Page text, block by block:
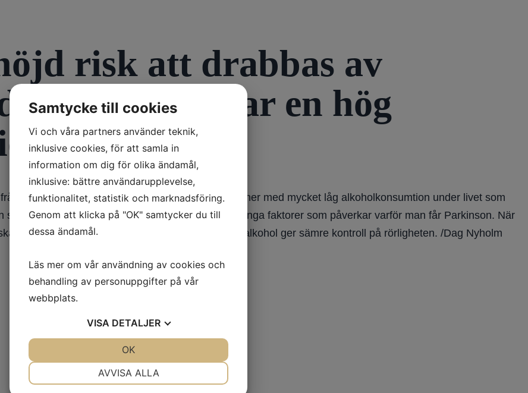
risk att drabbas av
om man har en hög
Luxemburg, som visade att det fanns fler personer med mycket låg alkoholkonsumtion under livet som
studier är ofta svårtolkade, det finns så många faktorer som påverkar varför man får Parkinson. När
sin alkoholkonsumtion, jag tror det beror på att alkohol ger sämre kontroll på rörligheten. /Dag Nyholm
Samtycke till cookies
Vi och våra partners använder teknik,
inklusive cookies, för att samla in
information om dig för olika ändamål,
inklusive: bättre användarupplevelse,
funktionalitet, statistik och marknadsföring.
Genom att klicka på "OK" samtycker du till
dessa ändamål.
Läs mer om vår användning av cookies och
behandling av personuppgifter på vår
webbplats.
VISA DETALJER
AVVISA ALLA
OK